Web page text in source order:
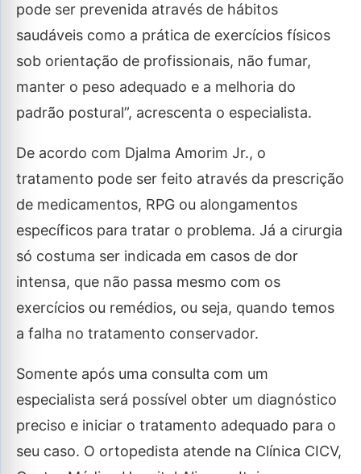
pode ser prevenida através de hábitos
saudáveis como a prática de exercícios físicos
sob orientação de profissionais, não fumar,
manter o peso adequado e a melhoria do
padrão postural”, acrescenta o especialista.
De acordo com Djalma Amorim Jr., o
tratamento pode ser feito através da prescrição
de medicamentos, RPG ou alongamentos
específicos para tratar o problema. Já a cirurgia
só costuma ser indicada em casos de dor
intensa, que não passa mesmo com os
exercícios ou remédios, ou seja, quando temos
a falha no tratamento conservador.
Somente após uma consulta com um
especialista será possível obter um diagnóstico
preciso e iniciar o tratamento adequado para o
seu caso. O ortopedista atende na Clínica CICV,